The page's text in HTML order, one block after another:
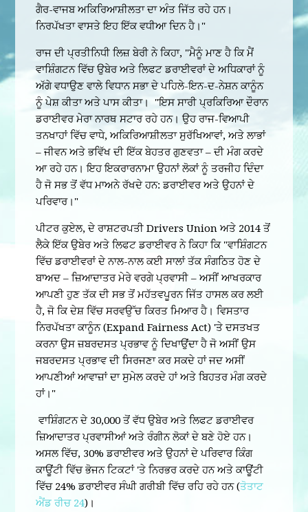
ਗੈਰ-ਵਾਜਬ ਅਕਿਰਿਆਸ਼ੀਲਤਾ ਦਾ ਅੰਤ ਜਿੱਤ ਰਹੇ ਹਨ।
ਨਿਰਪੱਖਤਾ ਵਾਸਤੇ ਇਹ ਇੱਕ ਵਧੀਆ ਦਿਨ ਹੈ।"
ਰਾਜ ਦੀ ਪ੍ਰਤੀਨਿਧੀ ਲਿਜ਼ ਬੇਰੀ ਨੇ ਕਿਹਾ, "ਮੈਨੂੰ ਮਾਣ ਹੈ ਕਿ ਮੈਂ
ਵਾਸ਼ਿੰਗਟਨ ਵਿੱਚ ਉਬੇਰ ਅਤੇ ਲਿਫਟ ਡਰਾਈਵਰਾਂ ਦੇ ਅਧਿਕਾਰਾਂ ਨੂੰ
ਅੱਗੇ ਵਧਾਉਣ ਵਾਲੇ ਵਿਧਾਨ ਸਭਾ ਦੇ ਪਹਿਲੇ-ਇਨ-ਦ-ਨੇਸ਼ਨ ਕਾਨੂੰਨ
ਨੂੰ ਪੇਸ਼ ਕੀਤਾ ਅਤੇ ਪਾਸ ਕੀਤਾ। "ਇਸ ਸਾਰੀ ਪ੍ਰਕਿਰਿਆ ਦੌਰਾਨ
ਡਰਾਈਵਰ ਮੇਰਾ ਨਾਰਥ ਸਟਾਰ ਰਹੇ ਹਨ। ਉਹ ਰਾਜ-ਵਿਆਪੀ
ਤਨਖਾਹਾਂ ਵਿੱਚ ਵਾਧੇ, ਅਕਿਰਿਆਸ਼ੀਲਤਾ ਸੁਰੱਖਿਆਵਾਂ, ਅਤੇ ਲਾਭਾਂ
– ਜੀਵਨ ਅਤੇ ਭਵਿੱਖ ਦੀ ਇੱਕ ਬੇਹਤਰ ਗੁਣਵਤਾ – ਦੀ ਮੰਗ ਕਰਦੇ
ਆ ਰਹੇ ਹਨ। ਇਹ ਇਕਰਾਰਨਾਮਾ ਉਹਨਾਂ ਲੋਕਾਂ ਨੂੰ ਤਰਜੀਹ ਦਿੰਦਾ
ਹੈ ਜੋ ਸਭ ਤੋਂ ਵੱਧ ਮਾਅਨੇ ਰੱਖਦੇ ਹਨ: ਡਰਾਈਵਰ ਅਤੇ ਉਹਨਾਂ ਦੇ
ਪਰਿਵਾਰ।"
ਪੀਟਰ ਕੁਏਲ, ਦੇ ਰਾਸ਼ਟਰਪਤੀ Drivers Union ਅਤੇ 2014 ਤੋਂ
ਲੈਕੇ ਇੱਕ ਉਬੇਰ ਅਤੇ ਲਿਫਟ ਡਰਾਈਵਰ ਨੇ ਕਿਹਾ ਕਿ "ਵਾਸ਼ਿੰਗਟਨ
ਵਿੱਚ ਡਰਾਈਵਰਾਂ ਦੇ ਨਾਲ-ਨਾਲ ਕਈ ਸਾਲਾਂ ਤੱਕ ਸੰਗਠਿਤ ਹੋਣ ਦੇ
ਬਾਅਦ – ਜ਼ਿਆਦਾਤਰ ਮੇਰੇ ਵਰਗੇ ਪ੍ਰਵਾਸੀ – ਅਸੀਂ ਆਖਰਕਾਰ
ਆਪਣੀ ਹੁਣ ਤੱਕ ਦੀ ਸਭ ਤੋਂ ਮਹੱਤਵਪੂਰਨ ਜਿੱਤ ਹਾਸਲ ਕਰ ਲਈ
ਹੈ, ਜੋ ਕਿ ਦੇਸ਼ ਵਿੱਚ ਸਰਵਉੱਚ ਕਿਰਤ ਮਿਆਰ ਹੈ। ਵਿਸਤਾਰ
ਨਿਰਪੱਖਤਾ ਕਾਨੂੰਨ (Expand Fairness Act) 'ਤੇ ਦਸਤਖਤ
ਕਰਨਾ ਉਸ ਜ਼ਬਰਦਸਤ ਪ੍ਰਭਾਵ ਨੂੰ ਦਿਖਾਉਂਦਾ ਹੈ ਜੋ ਅਸੀਂ ਉਸ
ਜਬਰਦਸਤ ਪ੍ਰਭਾਵ ਦੀ ਸਿਰਜਣਾ ਕਰ ਸਕਦੇ ਹਾਂ ਜਦ ਅਸੀਂ
ਆਪਣੀਆਂ ਆਵਾਜ਼ਾਂ ਦਾ ਸੁਮੇਲ ਕਰਦੇ ਹਾਂ ਅਤੇ ਬਿਹਤਰ ਮੰਗ ਕਰਦੇ
ਹਾਂ।"
ਵਾਸ਼ਿੰਗਟਨ ਦੇ 30,000 ਤੋਂ ਵੱਧ ਉਬੇਰ ਅਤੇ ਲਿਫਟ ਡਰਾਈਵਰ
ਜ਼ਿਆਦਾਤਰ ਪ੍ਰਵਾਸੀਆਂ ਅਤੇ ਰੰਗੀਨ ਲੋਕਾਂ ਦੇ ਬਣੇ ਹੋਏ ਹਨ।
ਅਸਲ ਵਿੱਚ, 30% ਡਰਾਈਵਰ ਅਤੇ ਉਹਨਾਂ ਦੇ ਪਰਿਵਾਰ ਕਿੰਗ
ਕਾਊਂਟੀ ਵਿੱਚ ਭੋਜਨ ਟਿਕਟਾਂ 'ਤੇ ਨਿਰਭਰ ਕਰਦੇ ਹਨ ਅਤੇ ਕਾਊਂਟੀ
ਵਿੱਚ 24% ਡਰਾਈਵਰ ਸੰਘੀ ਗਰੀਬੀ ਵਿੱਚ ਰਹਿ ਰਹੇ ਹਨ (ਤੋਤਾਟ
ਐਂਡ ਰੀਚ 24)।